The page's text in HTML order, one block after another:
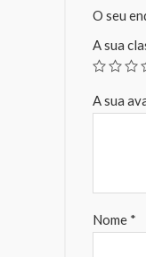
O seu
A sua
A sua
Nome *